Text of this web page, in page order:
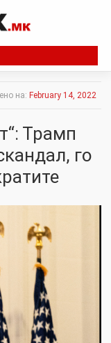
на: February 14, 2022
Трамп
го